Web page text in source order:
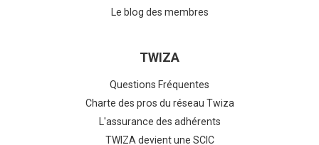
Le blog des membres
TWIZA
Questions Fréquentes
Charte des pros du réseau Twiza
L'assurance des adhérents
TWIZA devient une SCIC